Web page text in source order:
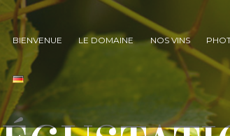
BIENVENUE LE DOMAINE NOS VINS